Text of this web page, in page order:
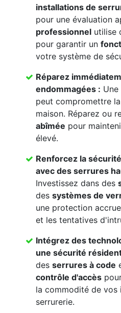
installations de
pour une évaluation
professionnel utilise
pour garantir un
votre système de
Réparez
endommagées : Une
peut compromettre
maison. Réparez ou
abîmée pour
élevé.
Renforcez la
avec des serrures
Investissez dans des
des systèmes de
une protection
et les tentatives
Intégrez des
une sécurité
des serrures à code
contrôle d'accès
la commodité de vos
serrurerie.